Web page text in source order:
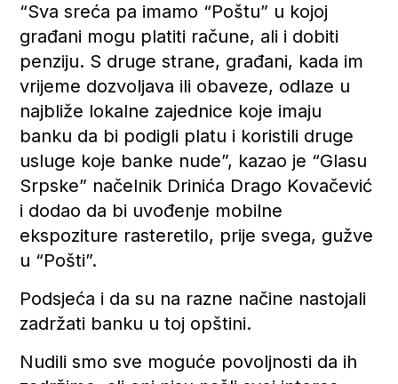
“Sva sreća pa imamo “Poštu” u kojoj
građani mogu platiti račune, ali i dobiti
penziju. S druge strane, građani, kada im
vrijeme dozvoljava ili obaveze, odlaze u
najbliže lokalne zajednice koje imaju
banku da bi podigli platu i koristili druge
usluge koje banke nude”, kazao je “Glasu
Srpske” načelnik Drinića Drago Kovačević
i dodao da bi uvođenje mobilne
ekspoziture rasteretilo, prije svega, gužve
u “Pošti”.
Podsjeća i da su na razne načine nastojali
zadržati banku u toj opštini.
Nudili smo sve moguće povoljnosti da ih